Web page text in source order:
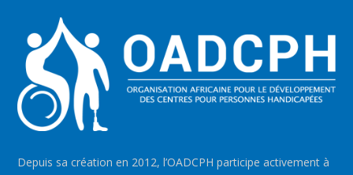
Depuis sa création en 2012, l’OADCPH participe activement à